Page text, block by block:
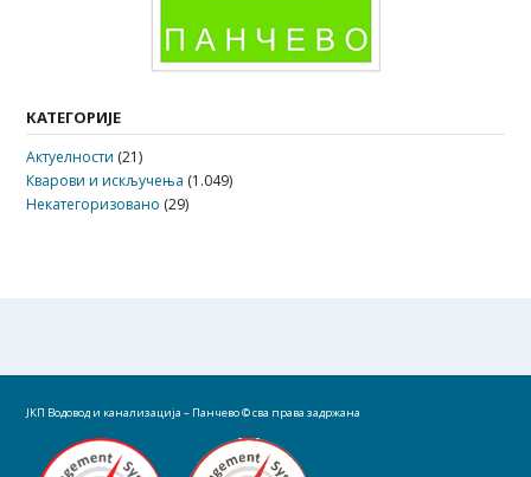
КАТЕГОРИЈЕ
Актуелности (21)
Кварови и искључења (1.049)
Некатегоризовано (29)
ЈКП Водовод и канализација – Панчево© сва права задржана